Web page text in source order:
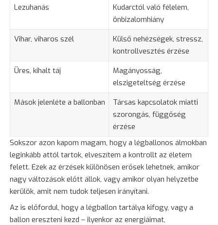
Lezuhanás
Kudarctól való félelem,
önbizalomhiány
Vihar, viharos szél
Külső nehézségek, stressz,
kontrollvesztés érzése
Üres, kihalt táj
Magányosság,
elszigeteltség érzése
Mások jelenléte a ballonban
Társas kapcsolatok miatti
szorongás, függőség
érzése
Sokszor azon kapom magam, hogy a légballonos álmokban
leginkább attól tartok, elveszítem a kontrollt az életem
felett. Ezek az érzések különösen erősek lehetnek, amikor
nagy változások előtt állok, vagy amikor olyan helyzetbe
kerülök, amit nem tudok teljesen irányítani.
Az is előfordul, hogy a légballon tartálya kifogy, vagy a
ballon ereszteni kezd – ilyenkor az energiáimat,